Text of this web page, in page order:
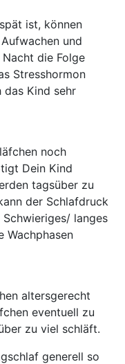
ist, können
und
die Folge
Stresshormon
Kind sehr
noch
Dein Kind
tagsüber zu
der Schlafdruck
langes
Wachphasen
altersgerecht
eventuell zu
zu viel schläft.
generell so